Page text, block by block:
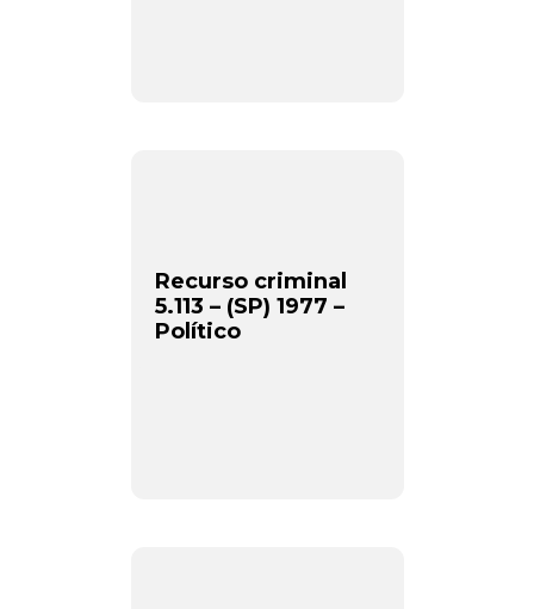
Recurso criminal
5.113 – (SP) 1977 –
Político